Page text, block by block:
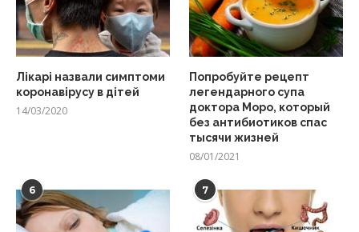
Лікарі назвали симптоми
коронавірусу в дітей
14/03/2020
Попробуйте рецепт
легендарного супа
доктора Моро, который
без антибиотиков спас
тысячи жизней
08/01/2021
6 7